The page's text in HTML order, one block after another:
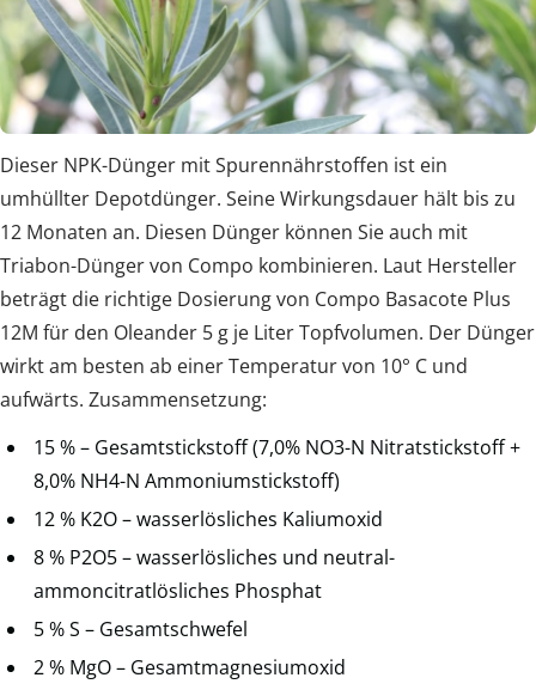
Dieser NPK-Dünger mit Spurennährstoffen ist ein
umhüllter Depotdünger. Seine Wirkungsdauer hält bis zu
12 Monaten an. Diesen Dünger können Sie auch mit
Triabon-Dünger von Compo kombinieren. Laut Hersteller
beträgt die richtige Dosierung von Compo Basacote Plus
12M für den Oleander 5 g je Liter Topfvolumen. Der Dünger
wirkt am besten ab einer Temperatur von 10° C und
aufwärts. Zusammensetzung:
15 % – Gesamtstickstoff (7,0% NO3-N Nitratstickstoff +
8,0% NH4-N Ammoniumstickstoff)
12 % K2O – wasserlösliches Kaliumoxid
8 % P2O5 – wasserlösliches und neutral-
ammoncitratlösliches Phosphat
5 % S – Gesamtschwefel
2 % MgO – Gesamtmagnesiumoxid